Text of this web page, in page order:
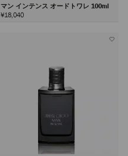
マン インテンス オードトワレ 100ml
¥18,040